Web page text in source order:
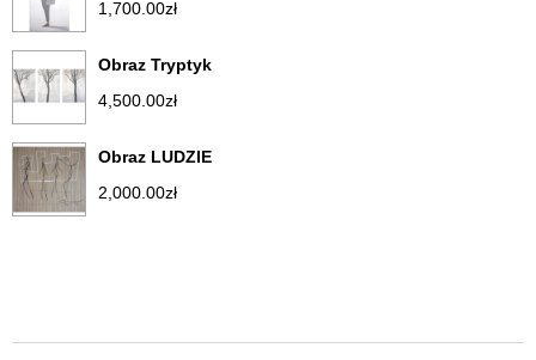
1,700.00zł
Obraz Tryptyk
4,500.00zł
Obraz LUDZIE
2,000.00zł